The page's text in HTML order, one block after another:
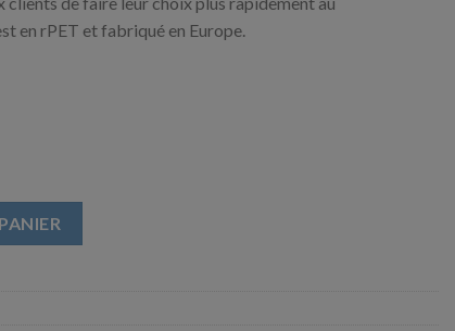
en rPET et fabriqué en Europe.